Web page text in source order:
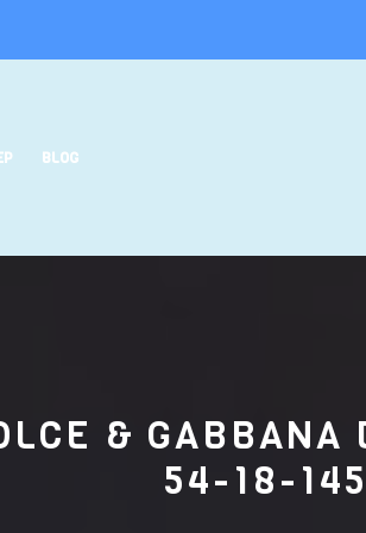
BLOG
& GABBANA
54-18-145